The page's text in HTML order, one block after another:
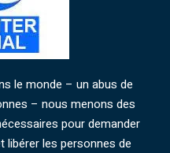
le monde – un abus de
– nous menons des
pour demander
les personnes de